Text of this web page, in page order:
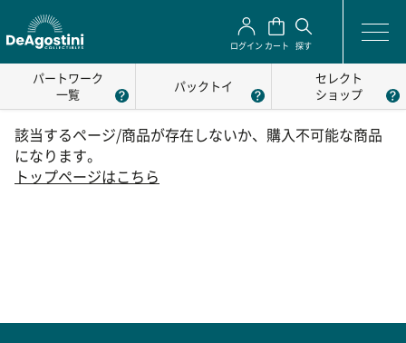
ログイン カート 探す
パートワーク
一覧
パックトイ
セレクト
ショップ
該当するページ/商品が存在しないか、購入不可能な商品
になります。
トップページはこちら